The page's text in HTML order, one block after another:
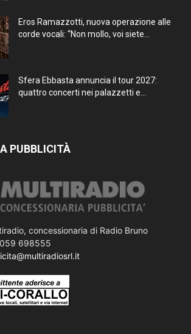
Eros Ramazzotti, nuova operazione alle
corde vocali: “Non mollo, voi siete...
Sfera Ebbasta annuncia il tour 2027:
quattro concerti nei palazzetti e...
PUBBLICITÀ
concessionaria di Radio Bruno
698555